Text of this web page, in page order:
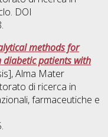
DOI
methods for
patients with
Alma Mater
di ricerca in
farmaceutiche e